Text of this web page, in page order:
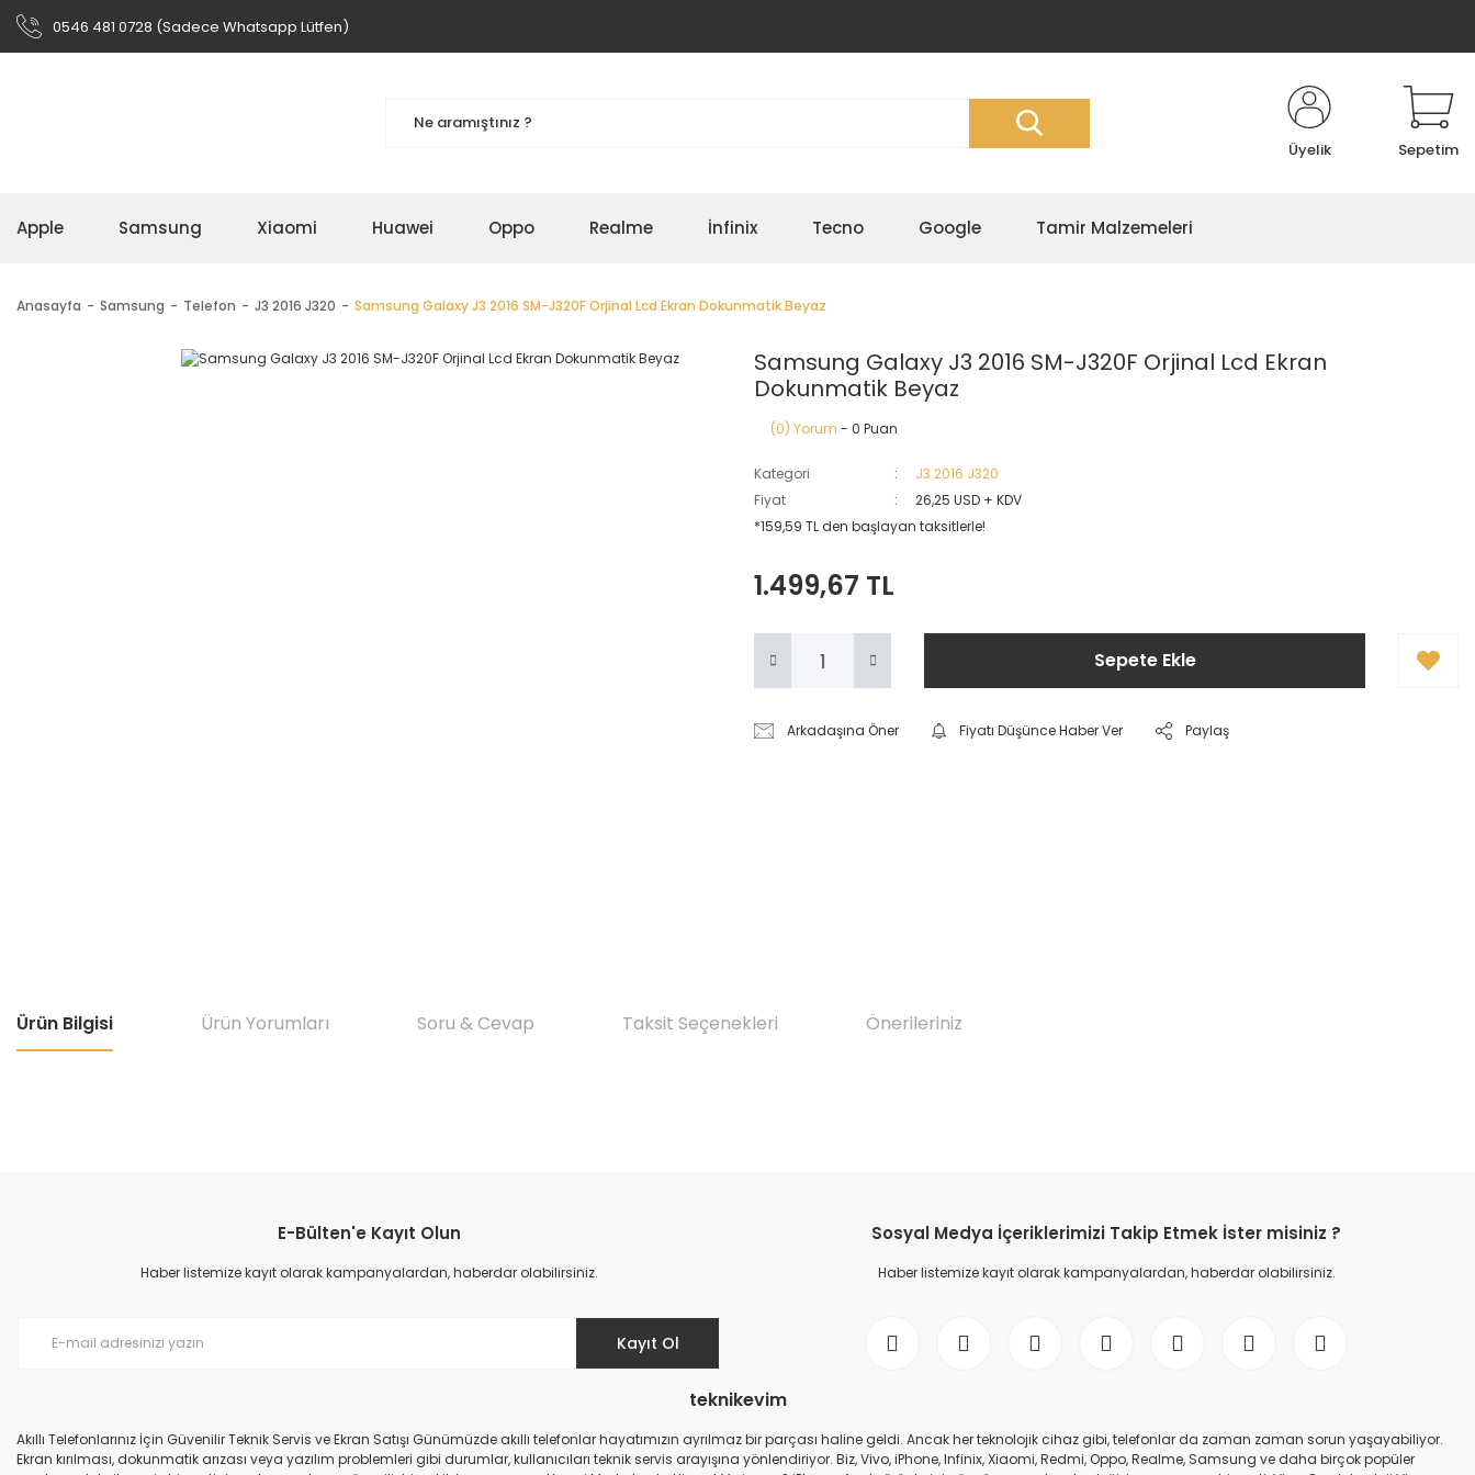
0546 481 0728 (Sadece Whatsapp Lütfen)
Üyelik Sepetim
Apple Samsung Xiaomi Huawei Oppo Realme İnfinix Tecno Google Tamir Malzemeleri
Anasayfa Samsung Telefon J3 2016 J320 Samsung Galaxy J3 2016 SM-J320F Orjinal Lcd Ekran Dokunmatik Beyaz
Samsung Galaxy J3 2016 SM-J320F Orjinal Lcd Ekran
Dokunmatik Beyaz
(0) Yorum - 0 Puan
Kategori
J3 2016 J320
Fiyat
26,25 USD + KDV
*159,59 TL den başlayan taksitlerle!
1.499,67 TL
Sepete Ekle
Arkadaşına Öner Fiyatı Düşünce Haber Ver Paylaş
Ürün Bilgisi Ürün Yorumları Soru & Cevap Taksit Seçenekleri Önerileriniz
Ürün resmi kalitesiz, bozuk veya görüntülenemiyor.
Ürün açıklamasında eksik bilgiler bulunuyor.
E-Bülten'e Kayıt Olun
Haber listemize kayıt olarak kampanyalardan, haberdar olabilirsiniz.
Kayıt Ol
Sosyal Medya İçeriklerimizi Takip Etmek İster misiniz ?
Haber listemize kayıt olarak kampanyalardan, haberdar olabilirsiniz.
teknikevim
Akıllı Telefonlarınız İçin Güvenilir Teknik Servis ve Ekran Satışı Günümüzde akıllı telefonlar hayatımızın ayrılmaz bir parçası haline geldi. Ancak her teknolojik cihaz gibi, telefonlar da zaman zaman sorun yaşayabiliyor.
Ekran kırılması, dokunmatik arızası veya yazılım problemleri gibi durumlar, kullanıcıları teknik servis arayışına yönlendiriyor. Biz, Vivo, iPhone, Infinix, Xiaomi, Redmi, Oppo, Realme, Samsung ve daha birçok popüler